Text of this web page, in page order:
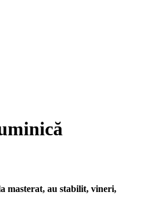
masterat, au stabilit, vineri,